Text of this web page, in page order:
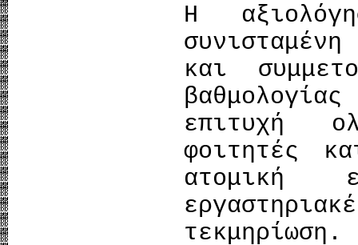
Η
και
επιτυχή
φοιτητές
ατομική
τεκμηρίωση.